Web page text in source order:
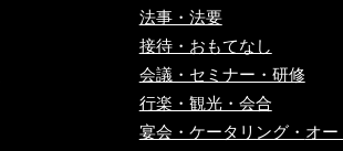
法事・法要
接待・おもてなし
会議・セミナー・研修
行楽・観光・会合
宴会・ケータリング・ オー